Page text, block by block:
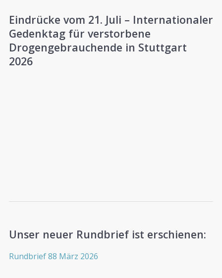
Eindrücke vom 21. Juli – Internationaler
Gedenktag für verstorbene
Drogengebrauchende in Stuttgart
2026
Unser neuer Rundbrief ist erschienen:
Rundbrief 88 März 2026